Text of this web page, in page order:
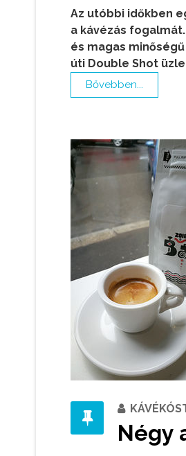
Az utóbbi időkben
a kávézás
és magas
úti Double Shot
Bővebben...
Négy